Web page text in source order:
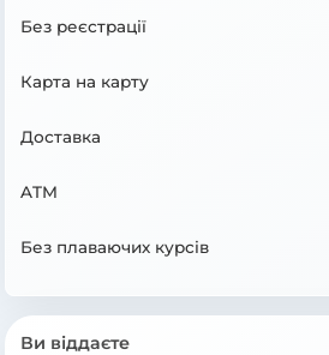
Без реєстрації
Карта на карту
Доставка
ATM
Без плаваючих курсів
Ви віддаєте